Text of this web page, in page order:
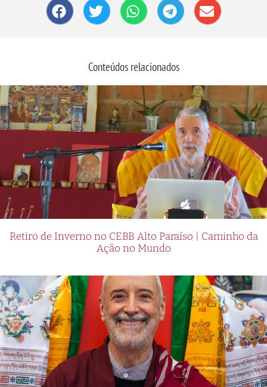
Conteúdos relacionados
Retiro de Inverno no CEBB Alto Paraíso | Caminho da
Ação no Mundo